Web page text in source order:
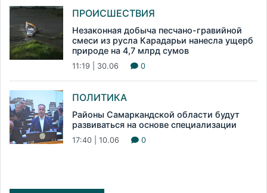
ПРОИСШЕСТВИЯ
Незаконная добыча песчано-гравийной
смеси из русла Карадарьи нанесла ущерб
природе на 4,7 млрд сумов
11:19 | 30.06 0
ПОЛИТИКА
Районы Самаркандской области будут
развиваться на основе специализации
17:40 | 10.06 0